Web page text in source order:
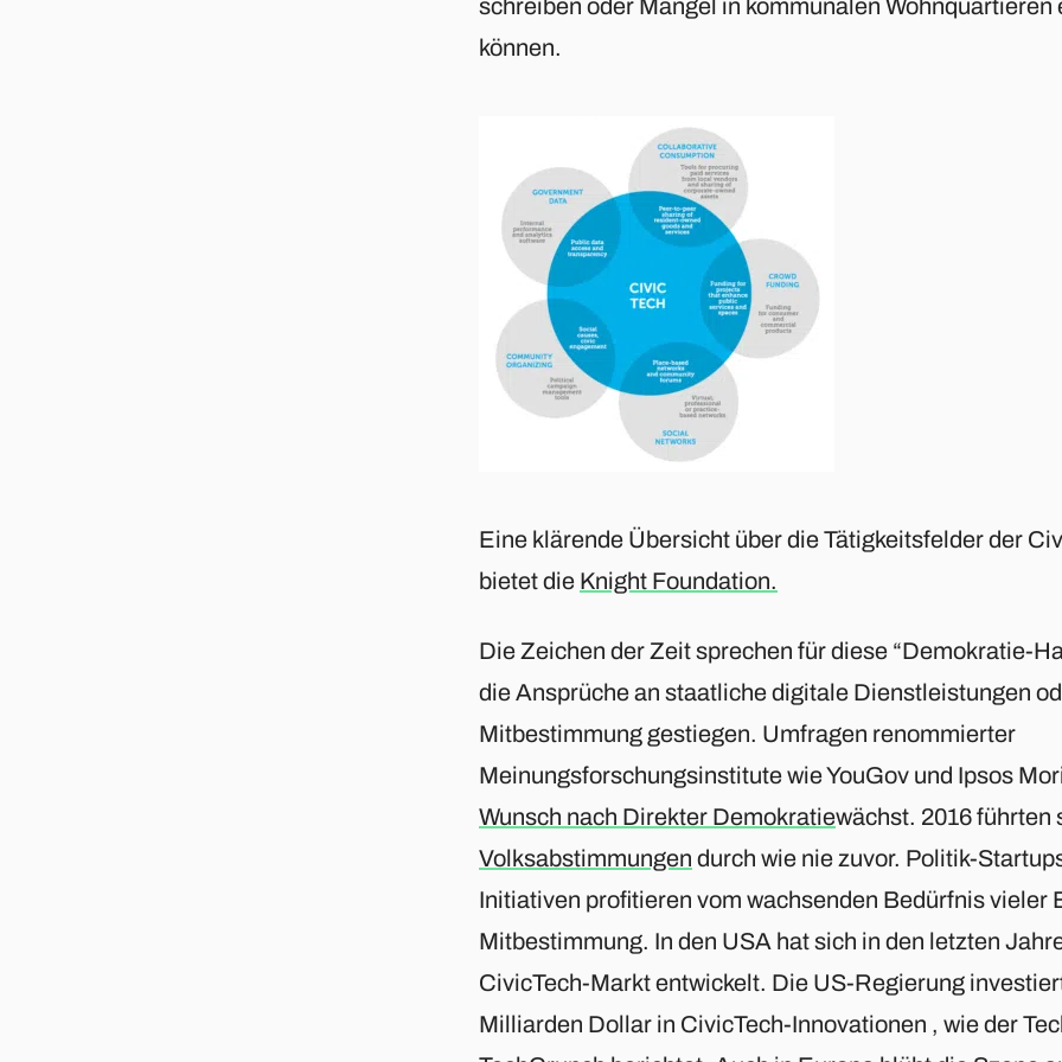
schreiben oder Mängel in kommunalen Wohnquartieren
können.
Eine klärende Übersicht über die Tätigkeitsfelder der
bietet die Knight Foundation.
Die Zeichen der Zeit sprechen für diese “Demokratie-
die Ansprüche an staatliche digitale Dienstleistungen
Mitbestimmung gestiegen. Umfragen renommierter
Meinungsforschungsinstitute wie YouGov und Ipsos
Wunsch nach Direkter Demokratiewächst. 2016 führten
Volksabstimmungen durch wie nie zuvor. Politik-
Initiativen profitieren vom wachsenden Bedürfnis vieler
Mitbestimmung. In den USA hat sich in den letzten
CivicTech-Markt entwickelt. Die US-Regierung
Milliarden Dollar in CivicTech-Innovationen , wie der